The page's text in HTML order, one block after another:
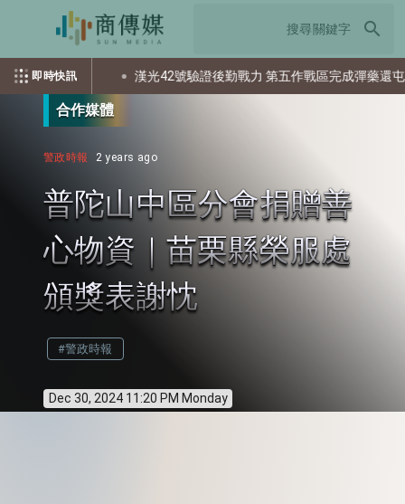
search
即時快訊
個資？ 漢光42號驗證後勤戰力 第五作戰區完成彈藥還屯整備
合作媒體
警政時報 2 years ago
普陀山中區分會捐贈善
心物資｜苗栗縣榮服處
頒獎表謝忱
#警政時報
Dec 30, 2024 11:20 PM Monday